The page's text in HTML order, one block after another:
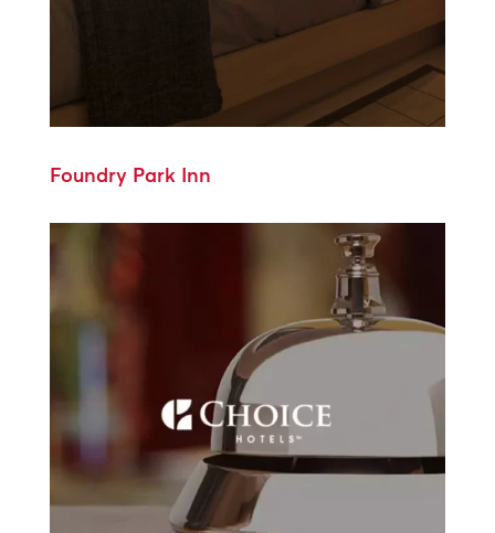
Foundry Park Inn